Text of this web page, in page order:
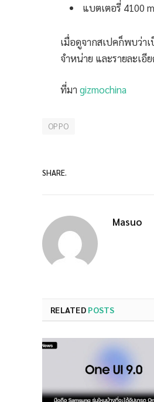
แบตเตอรี่ 4100
เมื่อดูจากสเปคก็พบว่า
จำหน่าย และรายละเ
ที่มา gizmochina
OPPO
SHARE.
Masuo
RELATED POSTS